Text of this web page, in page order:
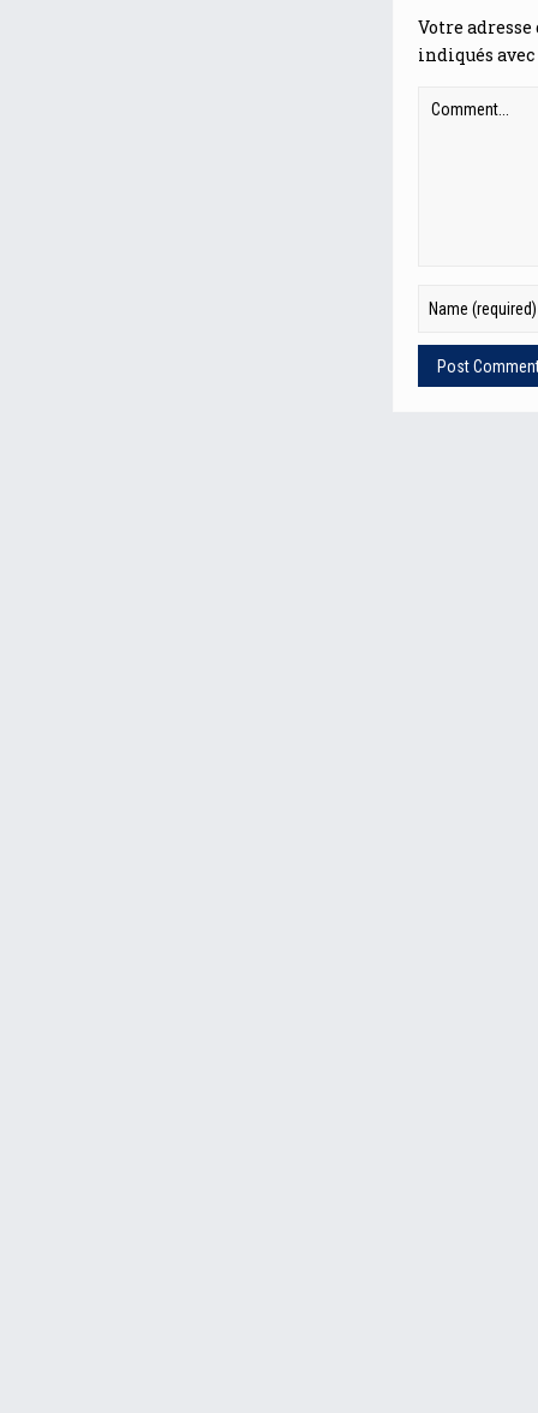
Votre
indiqués avec